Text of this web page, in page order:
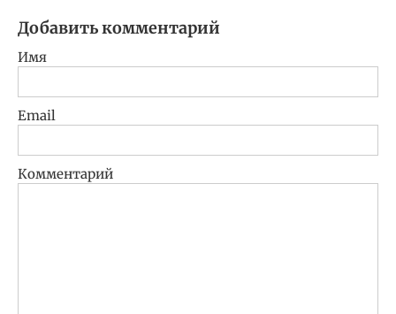
Добавить комментарий
Имя
Email
Комментарий